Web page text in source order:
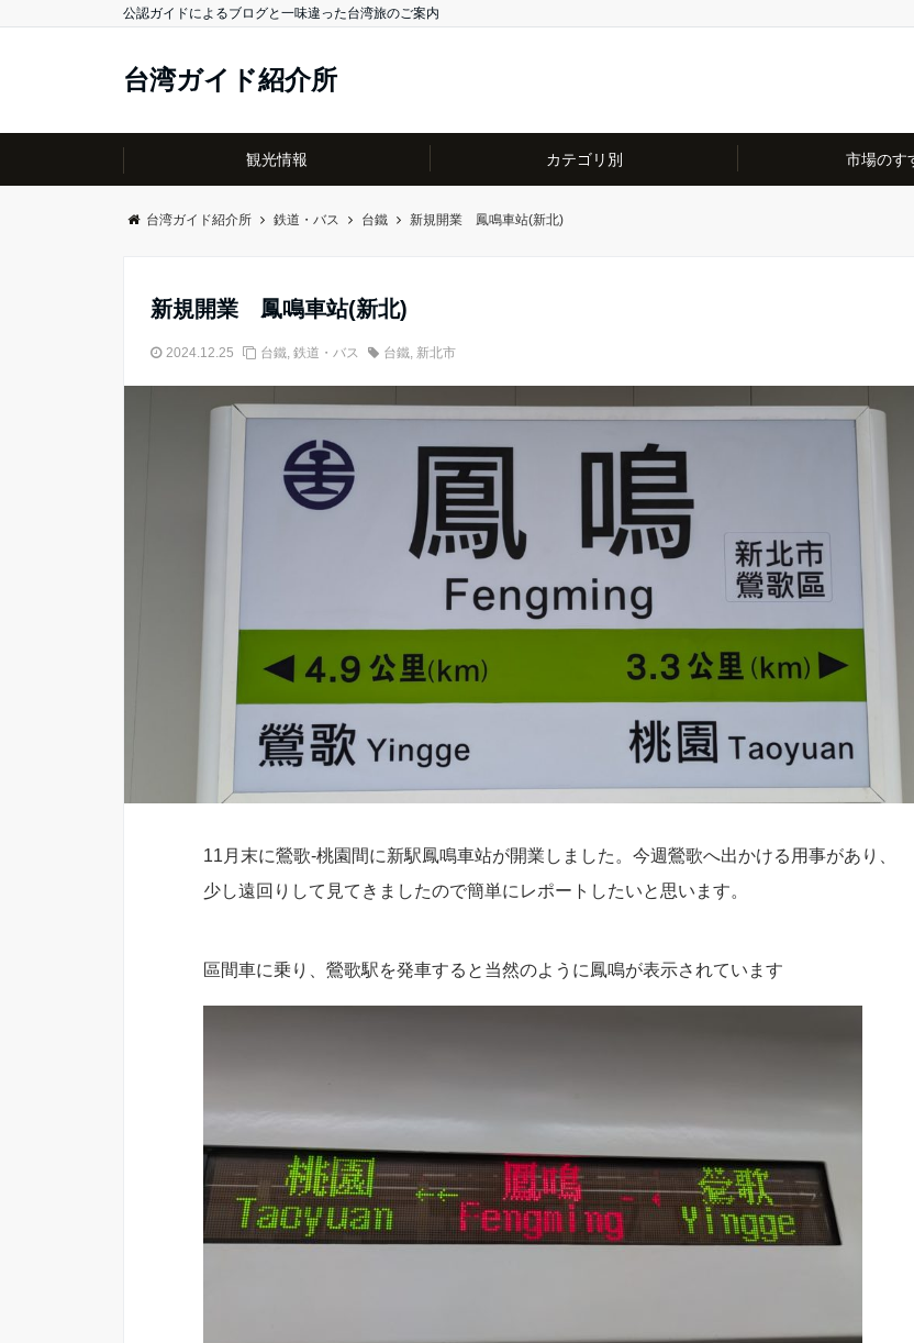
公認ガイドによるブログと一味違った台湾旅のご案内
台湾ガイド紹介所
観光情報 カテゴリ別 市場のす
台湾ガイド紹介所 鉄道・バス 台鐵 新規開業 鳳鳴車站(新北)
新規開業 鳳鳴車站(新北)
2024.12.25 台鐵, 鉄道・バス 台鐵, 新北市
11月末に鶯歌-桃園間に新駅鳳鳴車站が開業しました。今週鶯歌へ出かける用事があり、
少し遠回りして見てきましたので簡単にレポートしたいと思います。
區間車に乗り、鶯歌駅を発車すると当然のように鳳鳴が表示されています